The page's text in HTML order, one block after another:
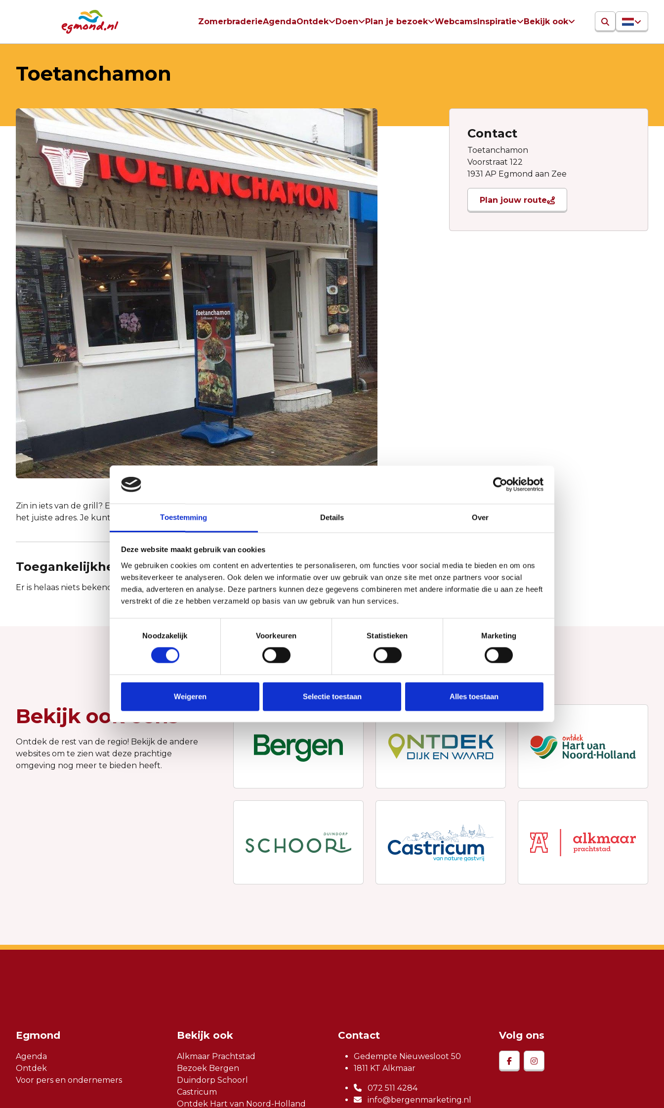
Toestemming Details Over
Deze website maakt gebruik van cookies
We gebruiken cookies om content en advertenties te personaliseren, om functies voor social media te bieden en om ons
websiteverkeer te analyseren. Ook delen we informatie over uw gebruik van onze site met onze partners voor social
media, adverteren en analyse. Deze partners kunnen deze gegevens combineren met andere informatie die u aan ze heeft
verstrekt of die ze hebben verzameld op basis van uw gebruik van hun services.
Noodzakelijk
Voorkeuren Statistieken Marketing
Weigeren Selectie toestaan Alles toestaan
ZomerbraderieAgendaOntdek Doen Plan je bezoek WebcamsInspiratie Bekijk ook
Toetanchamon
Zin in iets van de grill? Een lekkere pizza? Of een shoarma? Dan zit je bij Toetanchamon aan
het juiste adres. Je kunt ook lekker bestellen.
Toegankelijkheid
Er is helaas niets bekend over de toegankelijkheid.
Contact
Toetanchamon
Voorstraat 122
1931 AP Egmond aan Zee
Plan jouw route
Bekijk ook eens
Ontdek de rest van de regio! Bekijk de andere
websites om te zien wat deze prachtige
omgeving nog meer te bieden heeft.
Egmond
Agenda
Ontdek
Voor pers en ondernemers
Bekijk ook
Alkmaar Prachtstad
Bezoek Bergen
Duindorp Schoorl
Castricum
Ontdek Hart van Noord-Holland
Contact
Gedempte Nieuwesloot 50
1811 KT Alkmaar
072 511 4284
info@bergenmarketing.nl
Volg ons